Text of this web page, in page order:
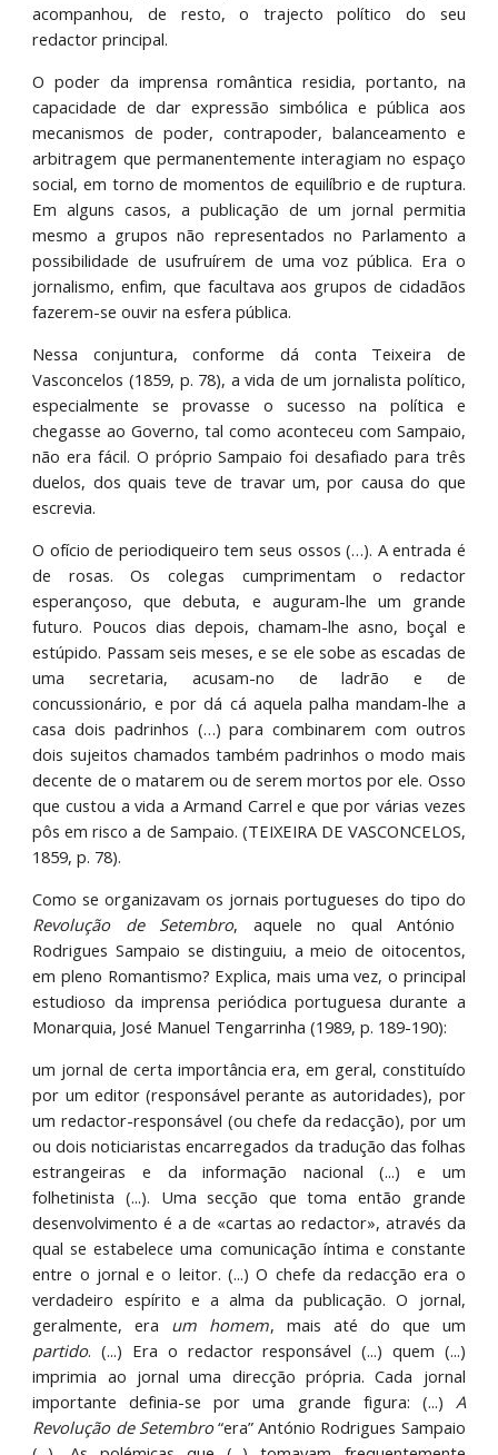
acompanhou, de resto, o trajecto político do seu
redactor principal.
O poder da imprensa romântica residia, portanto, na
capacidade de dar expressão simbólica e pública aos
mecanismos de poder, contrapoder, balanceamento e
arbitragem que permanentemente interagiam no espaço
social, em torno de momentos de equilíbrio e de ruptura.
Em alguns casos, a publicação de um jornal permitia
mesmo a grupos não representados no Parlamento a
possibilidade de usufruírem de uma voz pública. Era o
jornalismo, enfim, que facultava aos grupos de cidadãos
fazerem-se ouvir na esfera pública.
Nessa conjuntura, conforme dá conta Teixeira de
Vasconcelos (1859, p. 78), a vida de um jornalista político,
especialmente se provasse o sucesso na política e
chegasse ao Governo, tal como aconteceu com Sampaio,
não era fácil. O próprio Sampaio foi desafiado para três
duelos, dos quais teve de travar um, por causa do que
escrevia.
O ofício de periodiqueiro tem seus ossos (…). A entrada é
de rosas. Os colegas cumprimentam o redactor
esperançoso, que debuta, e auguram-lhe um grande
futuro. Poucos dias depois, chamam-lhe asno, boçal e
estúpido. Passam seis meses, e se ele sobe as escadas de
uma secretaria, acusam-no de ladrão e de
concussionário, e por dá cá aquela palha mandam-lhe a
casa dois padrinhos (…) para combinarem com outros
dois sujeitos chamados também padrinhos o modo mais
decente de o matarem ou de serem mortos por ele. Osso
que custou a vida a Armand Carrel e que por várias vezes
pôs em risco a de Sampaio. (TEIXEIRA DE VASCONCELOS,
1859, p. 78).
Como se organizavam os jornais portugueses do tipo do
Revolução de Setembro, aquele no qual António
Rodrigues Sampaio se distinguiu, a meio de oitocentos,
em pleno Romantismo? Explica, mais uma vez, o principal
estudioso da imprensa periódica portuguesa durante a
Monarquia, José Manuel Tengarrinha (1989, p. 189-190):
um jornal de certa importância era, em geral, constituído
por um editor (responsável perante as autoridades), por
um redactor-responsável (ou chefe da redacção), por um
ou dois noticiaristas encarregados da tradução das folhas
estrangeiras e da informação nacional (...) e um
folhetinista (...). Uma secção que toma então grande
desenvolvimento é a de «cartas ao redactor», através da
qual se estabelece uma comunicação íntima e constante
entre o jornal e o leitor. (...) O chefe da redacção era o
verdadeiro espírito e a alma da publicação. O jornal,
geralmente, era um homem, mais até do que um
partido. (...) Era o redactor responsável (...) quem (...)
imprimia ao jornal uma direcção própria. Cada jornal
importante definia-se por uma grande figura: (...) A
Revolução de Setembro“era” António Rodrigues Sampaio